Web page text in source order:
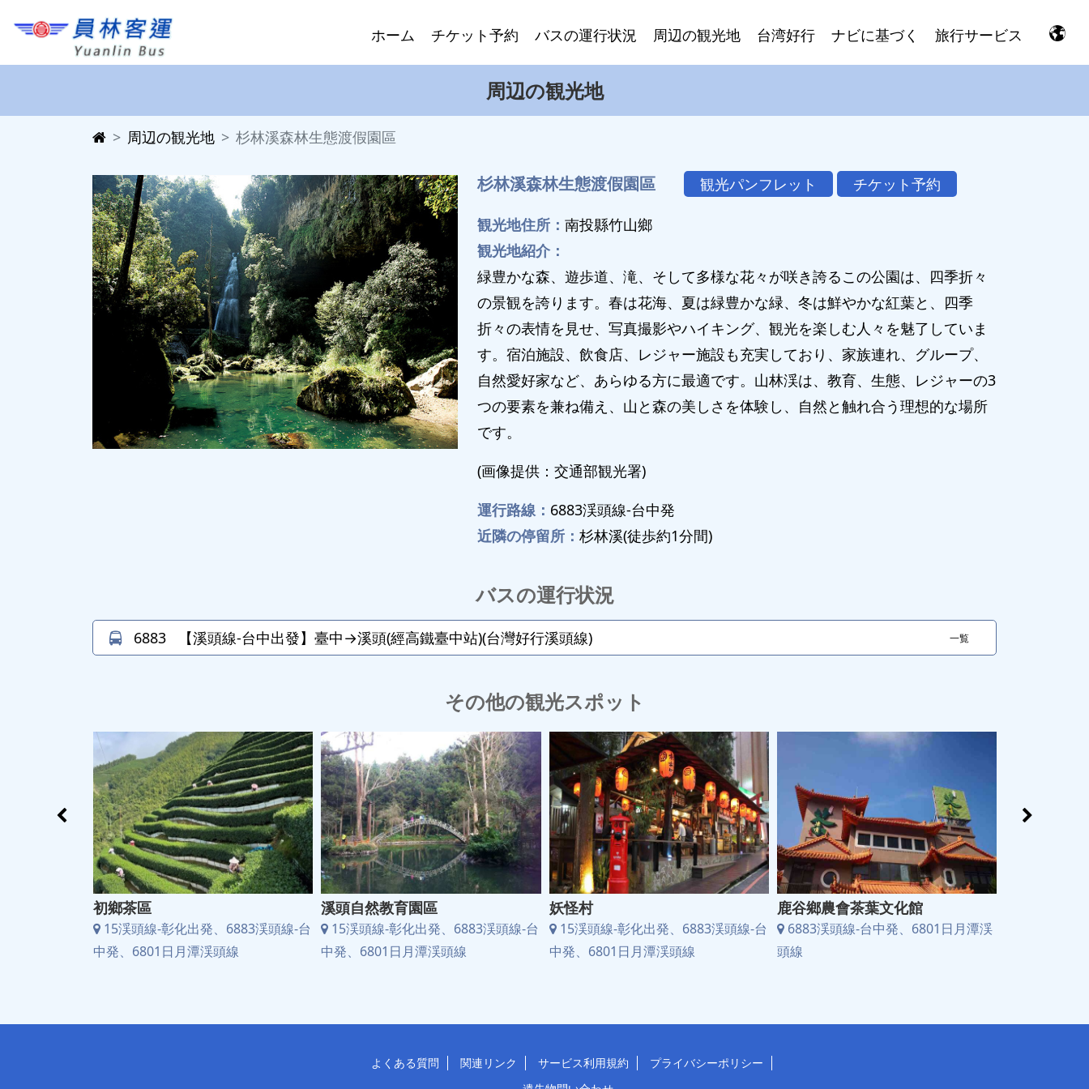
ホーム チケット予約 バスの運行状況 周辺の観光地 台湾好行 ナビに基づく 旅行サービス
周辺の観光地
周辺の観光地 杉林溪森林生態渡假園區
杉林溪森林生態渡假園區 観光パンフレット チケット予約
観光地住所： 南投縣竹山鄉
観光地紹介：
緑豊かな森、遊歩道、滝、そして多様な花々が咲き誇るこの公園は、四季折々
の景観を誇ります。春は花海、夏は緑豊かな緑、冬は鮮やかな紅葉と、四季
折々の表情を見せ、写真撮影やハイキング、観光を楽しむ人々を魅了していま
す。宿泊施設、飲食店、レジャー施設も充実しており、家族連れ、グループ、
自然愛好家など、あらゆる方に最適です。山林渓は、教育、生態、レジャーの3
つの要素を兼ね備え、山と森の美しさを体験し、自然と触れ合う理想的な場所
です。
(画像提供：交通部観光署)
運行路線： 6883渓頭線-台中発
近隣の停留所： 杉林溪(徒歩約1分間)
バスの運行状況
6883 【溪頭線-台中出發】臺中→溪頭(經高鐵臺中站)(台灣好行溪頭線) 一覧
その他の観光スポット
初鄉茶區
15渓頭線-彰化出発、6883渓頭線-台
中発、6801日月潭渓頭線
溪頭自然教育園區
15渓頭線-彰化出発、6883渓頭線-台
中発、6801日月潭渓頭線
妖怪村
15渓頭線-彰化出発、6883渓頭線-台
中発、6801日月潭渓頭線
鹿谷鄉農會茶葉文化館
6883渓頭線-台中発、6801日月潭渓
頭線
よくある質問 関連リンク サービス利用規約
プライバシーポリシー